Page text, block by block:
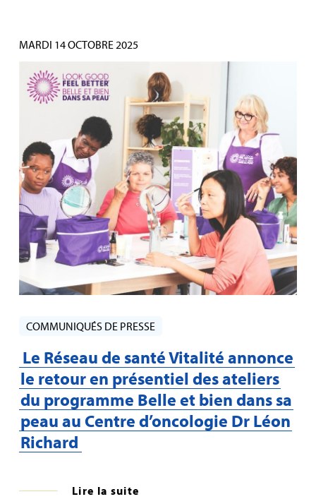
MARDI 14 OCTOBRE 2025
COMMUNIQUÉS DE PRESSE
Le Réseau de santé Vitalité annonce
le retour en présentiel des ateliers
du programme Belle et bien dans sa
peau au Centre d’oncologie Dr Léon
Richard
Lire la suite